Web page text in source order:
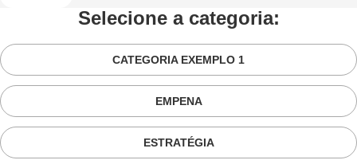
Selecione a categoria:
CATEGORIA EXEMPLO 1
EMPENA
ESTRATÉGIA